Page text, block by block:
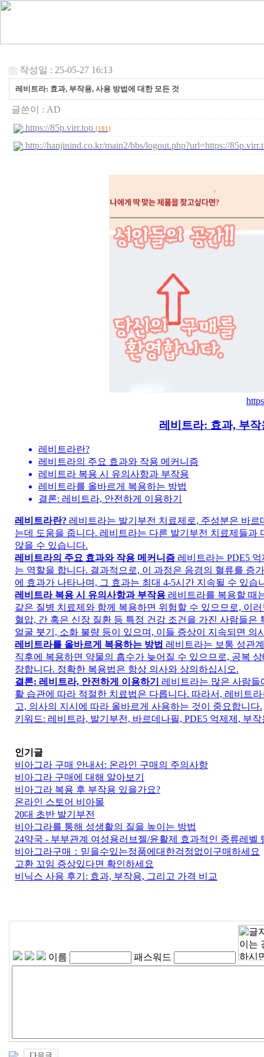
작성일 : 25-05-27 16:13
레비트라: 효과, 부작용, 사용 방법에 대한 모든 것
글쓴이 : AD
https://85p.virr.top [181]
http://hanjinind.co.kr/main2/bbs/logout.php?url=https://
레비트라: 효과, 부
레비트라란?
레비트라의 주요 효과와 작용 메커니즘
레비트라 복용 시 유의사항과 부작용
레비트라를 올바르게 복용하는 방법
결론: 레비트라, 안전하게 이용하기
레비트라란? 레비트라는 발기부전 치료제로, 주성분은 바
는데 도움을 줍니다. 레비트라는 다른 발기부전 치료제들
않을 수 있습니다.
레비트라의 주요 효과와 작용 메커니즘 레비트라는 PDE5
는 역할을 합니다. 결과적으로, 이 과정은 음경의 혈류를 증
에 효과가 나타나며, 그 효과는 최대 4-5시간 지속될 수 있습
레비트라 복용 시 유의사항과 부작용 레비트라를 복용할 때
같은 질병 치료제와 함께 복용하면 위험할 수 있으므로, 이
혈압, 간 혹은 신장 질환 등 특정 건강 조건을 가진 사람들
얼굴 붓기, 소화 불량 등이 있으며, 이들 증상이 지속되면 의
레비트라를 올바르게 복용하는 방법 레비트라는 보통 성관
직후에 복용하면 약물의 흡수가 늦어질 수 있으므로, 공복
장합니다. 정확한 복용법은 항상 의사와 상의하십시오.
결론: 레비트라, 안전하게 이용하기
레비트라는 많은 사람
활 습관에 따라 적절한 치료법은 다릅니다. 따라서, 레비트
고, 의사의 지시에 따라 올바르게 사용하는 것이 중요합니다.
키워드: 레비트라, 발기부전, 바르데나필, PDE5 억제제, 부
인기글
비아그라 구매 안내서: 온라인 구매의 주의사항
비아그라 구매에 대해 알아보기
비아그라 복용 후 부작용 있을가요?
온라인 스토어 비아몰
20대 초반 발기부전
비아그라를 통해 성생활의 질을 높이는 방법
24약국 - 부부관계 여성용러브젤/윤활제 효과적인 종류레벨
비아그라구매：믿을수있는정품에대한걱정없이구매하세요
고환 꼬임 증상있다면 확인하세요
비닉스 사용 후기: 효과, 부작용, 그리고 가격 비교
이름 패스워드